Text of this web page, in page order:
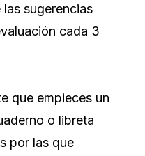
sugerencias
cada 3
que empieces un
o libreta
por las que